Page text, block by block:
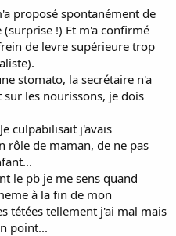
proposé spontanément de
!) Et m'a confirmé
de levre supérieure trop
stomato, la secrétaire n'a
les nourissons, je dois
culpabilisait j'avais
rôle de maman, de ne pas
le pb je me sens quand
à la fin de mon
tétées tellement j'ai mal mais
point...